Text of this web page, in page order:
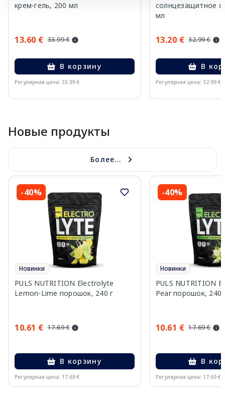
крем-гель, 200 мл
13.60 € 33.99 €
В корзину
Регулярная цена: 33.99 €
солнцезащитное
мл
13.20 € 32.99 €
В
Регулярная цена: 32.99 €
Новые продукты
Более...
-40%
Новинки
PULS NUTRITION Electrolyte
Lemon-Lime порошок, 240 г
10.61 € 17.69 €
В корзину
Регулярная цена: 17.69 €
-40%
Новинки
PULS NUTRITION
Pear порошок, 240
10.61 € 17.69 €
В
Регулярная цена: 17.69 €